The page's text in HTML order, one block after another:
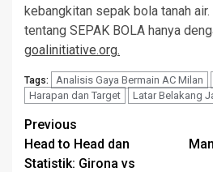
kebangkitan sepak bola tanah
tentang SEPAK BOLA hanya
goalinitiative.org.
Tags: Analisis Gaya Bermain AC Milan
Harapan dan Target
Latar Belakang
Post
navigation
Previous
Head to Head dan
Statistik: Girona vs